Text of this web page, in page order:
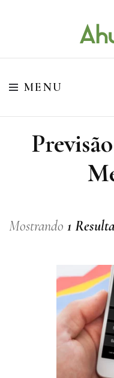
Ahuacati
O melhor da Internet em um
MENU
Mostrando 1